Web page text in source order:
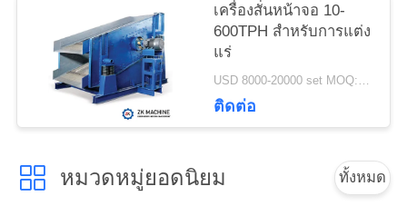
แผนผัง
เว็บไซต์
นโยบาย
ความ
เครื่องสั่นหน้าจอ 10-
600TPH สำหรับการแต่ง
แร่
USD 8000-20000 set MOQ:1 ชุด
ติดต่อ
หมวดหมู่ยอดนิยม ทั้งหมด